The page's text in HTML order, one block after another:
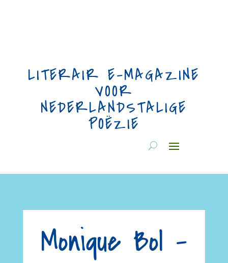
LITERAIR E-MAGAZINE
VOOR
NEDERLANDSTALIGE
POËZIE
Monique Bol –